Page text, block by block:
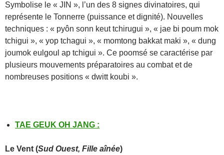
Symbolise le « JIN », l’un des 8 signes divinatoires, qui
représente le Tonnerre (puissance et dignité). Nouvelles
techniques : « pyôn sonn keut tchirugui », « jae bi poum mok
tchigui », « yop tchagui », « momtong bakkat maki », « dung
joumok eulgoul ap tchigui ». Ce poomsé se caractérise par
plusieurs mouvements préparatoires au combat et de
nombreuses positions « dwitt koubi ».
TAE GEUK OH JANG :
Le Vent (Sud Ouest, Fille aînée)